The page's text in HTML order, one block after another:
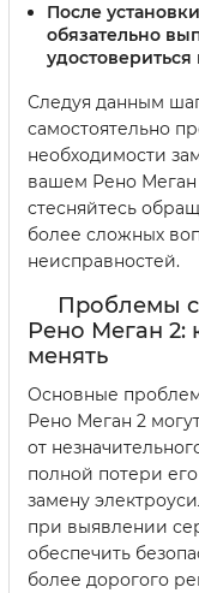
После
обязательно
Следуя данным
самостоятельно
необходимости
вашем Рено
стесняйтесь
более сложных
неисправностей.
Проблемы с
Рено Меган 2:
менять
Основные
Рено Меган 2
от
полной потери
замену
при выявлении
обеспечить
более дорогого